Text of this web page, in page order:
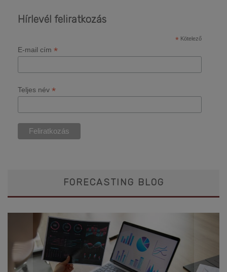
Hírlevél feliratkozás
* Kötelező
E-mail cím *
Teljes név *
FORECASTING BLOG